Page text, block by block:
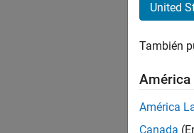
United
También
América
América
Canada